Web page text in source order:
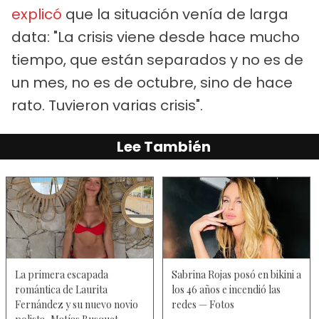
explicó que la situación venía de larga
data: "La crisis viene desde hace mucho
tiempo, que están separados y no es de
un mes, no es de octubre, sino de hace
rato. Tuvieron varias crisis".
Lee También
La primera escapada
romántica de Laurita
Fernández y su nuevo novio
Sabrina Rojas posó en bikini a
los 46 años e incendió las
redes — Fotos